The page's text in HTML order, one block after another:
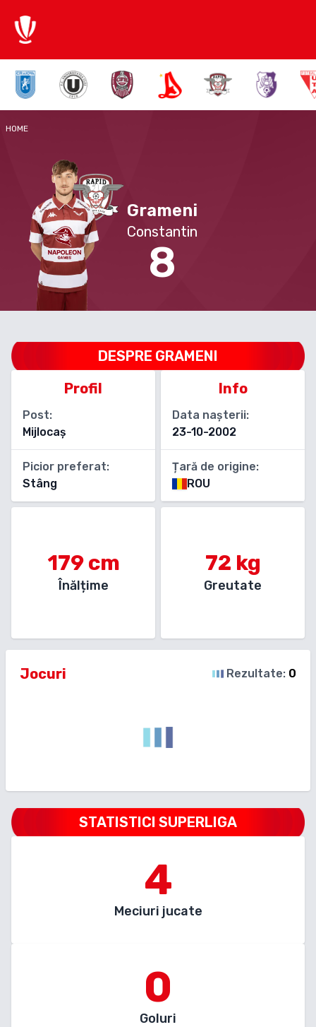
HOME
8
Grameni
Constantin
DESPRE GRAMENI
Profil
Post:
Mijlocaș
Picior preferat:
Stâng
Info
Data nașterii:
23-10-2002
Țară de origine:
ROU
179cm
Înălțime
72 kg
Greutate
Jocuri Rezultate: 0
STATISTICI SUPERLIGA
4
Meciuri jucate
0
Goluri